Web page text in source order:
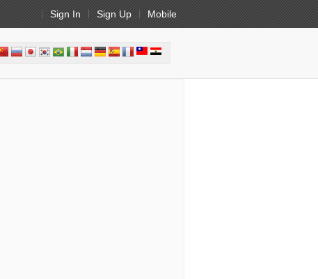
Sign In Sign Up Mobile